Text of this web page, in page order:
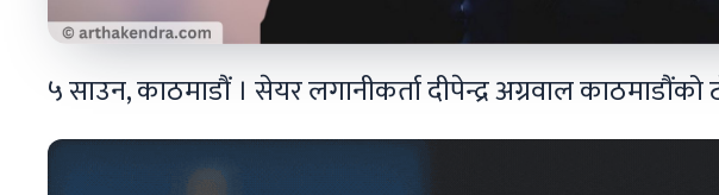
५ साउन, काठमाडौं । सेयर लगानीकर्ता दीपेन्द्र अग्रवाल